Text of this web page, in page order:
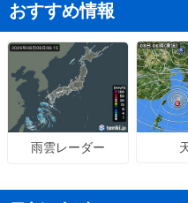
おすすめ情報
雨雲レーダー